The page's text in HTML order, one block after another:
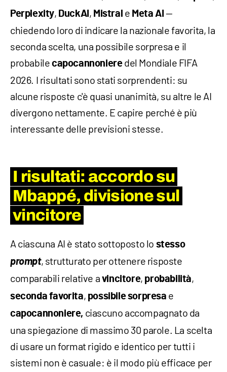
Perplexity, DuckAI , Mistral e Meta AI —
chiedendo loro di indicare la nazionale favorita, la
seconda scelta, una possibile sorpresa e il
probabile capocannonieredel Mondiale FIFA
2026. I risultati sono stati sorprendenti: su
alcune risposte c'è quasi unanimità, su altre le AI
divergono nettamente. E capire perché è più
interessante delle previsioni stesse.
I risultati: accordo su
Mbappé, divisione sul
vincitore
A ciascuna AI è stato sottoposto lo stesso
prompt, strutturato per ottenere risposte
comparabili relative a vincitore, probabilità,
seconda favorita, possibile sorpresa e
capocannoniere, ciascuno accompagnato da
una spiegazione di massimo 30 parole. La scelta
di usare un format rigido e identico per tutti i
sistemi non è casuale: è il modo più efficace per